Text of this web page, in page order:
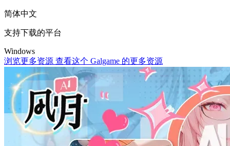
简体中文
支持下载的平台
Windows
浏览更多资源 查看这个 Galgame 的更多资源